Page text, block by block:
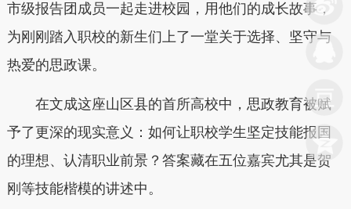
市级报告团成员一起走进校园，用他们的成长故事，
为刚刚踏入职校的新生们上了一堂关于选择、坚守与
热爱的思政课。
在文成这座山区县的首所高校中，思政教育被赋
予了更深的现实意义：如何让职校学生坚定技能报国
的理想、认清职业前景？答案藏在五位嘉宾尤其是贺
刚等技能楷模的讲述中。